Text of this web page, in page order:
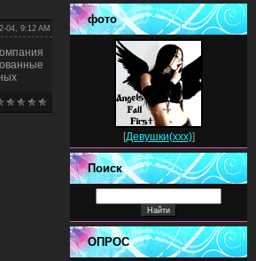
04, 9:12 AM
фото
[Девушки(xxx)]
Поиск
ОПРОС